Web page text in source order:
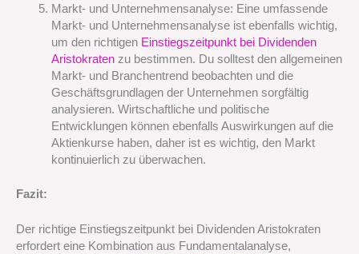
Markt- und Unternehmensanalyse: Eine umfassende
Markt- und Unternehmensanalyse ist ebenfalls wichtig,
um den richtigen Einstiegszeitpunkt bei Dividenden
Aristokratenzu bestimmen. Du solltest den allgemeinen
Markt- und Branchentrend beobachten und die
Geschäftsgrundlagen der Unternehmen sorgfältig
analysieren. Wirtschaftliche und politische
Entwicklungen können ebenfalls Auswirkungen auf die
Aktienkurse haben, daher ist es wichtig, den Markt
kontinuierlich zu überwachen.
Fazit:
Der richtige Einstiegszeitpunkt bei Dividenden Aristokraten
erfordert eine Kombination aus Fundamentalanalyse,